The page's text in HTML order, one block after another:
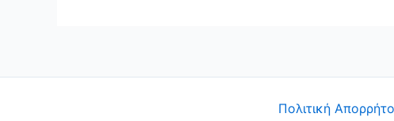
Πολιτική